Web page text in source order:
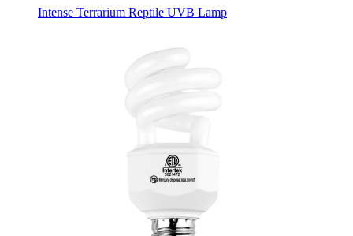
Intense Terrarium Reptile UVB Lamp